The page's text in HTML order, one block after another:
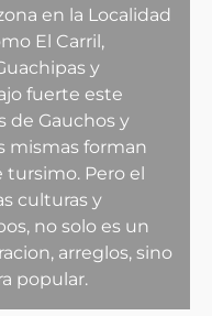
en la Localidad
El Carril,
y
fuerte este
de Gauchos y
mismas forman
Pero el
culturas y
no solo es un
arreglos, sino
popular.